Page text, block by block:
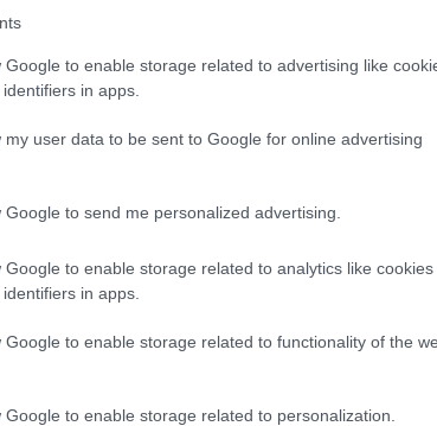
Google to enable storage related to advertising like
in apps.
my user data to be sent to Google for online advertising
Google to send me personalized advertising.
Google to enable storage related to analytics like cookies
in apps.
Google to enable storage related to functionality of the
Google to enable storage related to personalization.
és más bűncselekmények miatt feljelentést tettem a Központi Nyomozó
országos zöldhatóság nemrég távozott vezetőjének diplomaügyében.
Ha tetszett a cikk, csatlakozz Jávor Benedek Facebook-oldalához!